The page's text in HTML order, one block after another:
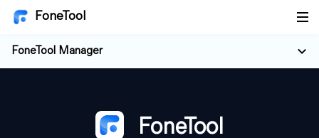
FoneTool
FoneTool Manager
FoneTool